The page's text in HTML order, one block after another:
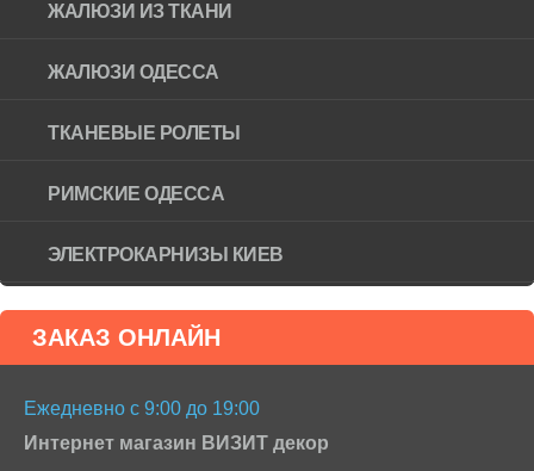
ЖАЛЮЗИ ИЗ ТКАНИ
ЖАЛЮЗИ ОДЕССА
ТКАНЕВЫЕ РОЛЕТЫ
РИМСКИЕ ОДЕССА
ЭЛЕКТРОКАРНИЗЫ КИЕВ
ЗАКАЗ ОНЛАЙН
Ежедневно с 9:00 до 19:00
Интернет магазин ВИЗИТ декор